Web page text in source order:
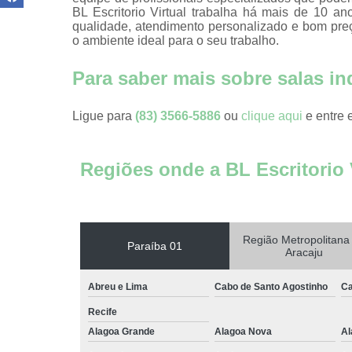
Espaço
para
Espaços
BL Escritorio Virtual trabalha há mais de 10
qualidade, atendimento personalizado e bom
o ambiente ideal para o seu trabalho.
Para saber mais sobre salas
Ligue para (83) 3566-5886 ou clique aqui e entre
Regiões onde a BL Escritorio
Paraíba 01
Região Metropolitana
Aracaju
Abreu e Lima Cabo de Santo Agostinho
Recife
Alagoa Grande
Alagoa Nova